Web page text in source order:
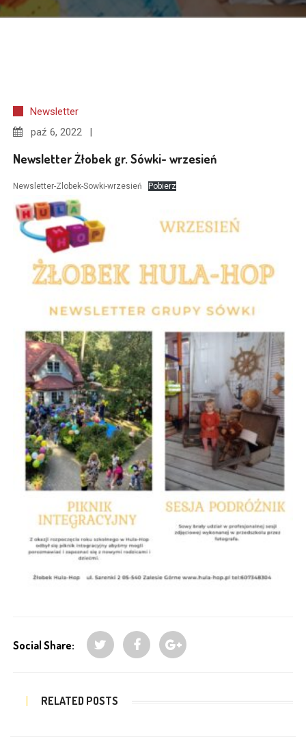
Newsletter
paź 6, 2022
Newsletter Żłobek gr. Sówki- wrzesień
Newsletter-Zlobek-Sowki-wrzesień Pobierz
Social Share:
RELATED POSTS